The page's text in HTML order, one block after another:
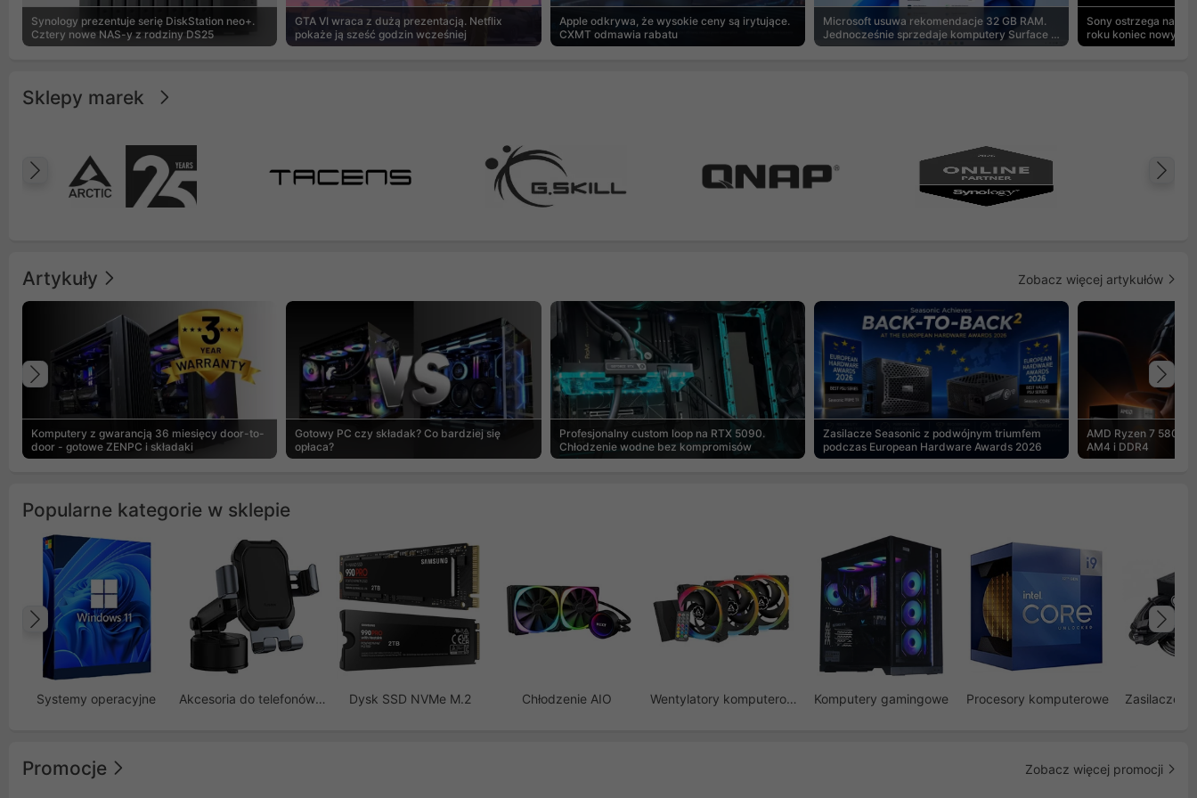
Synology prezentuje serię DiskStation neo+.
Cztery nowe NAS-y z rodziny DS25
GTA VI wraca z dużą prezentacją. Netflix
pokaże ją sześć godzin wcześniej
Apple odkrywa, że wysokie ceny są irytujące.
CXMT odmawia rabatu
Microsoft usuwa rekomendacje 32 GB RAM.
Jednocześnie sprzedaje komputery Surface z
8 GB
Sony ostrzega na
roku koniec nowych
Sklepy marek
Poprzedni
Artykuły Zobacz więcej artykułów
Komputery z gwarancją 36 miesięcy door-to-
door - gotowe ZENPC i składaki
Gotowy PC czy składak? Co bardziej się
opłaca?
Profesjonalny custom loop na RTX 5090.
Chłodzenie wodne bez kompromisów
Zasilacze Seasonic z podwójnym triumfem
podczas European Hardware Awards 2026
AMD Ryzen 7
AM4 i DDR4
Poprzedni
Popularne kategorie w sklepie
Systemy operacyjne Akcesoria do telefonów GSM Dysk SSD NVMe M.2 Chłodzenie AIO Wentylatory komputerowe Komputery gamingowe Procesory komputerowe Zasilacze
Poprzedni
Promocje Zobacz więcej promocji